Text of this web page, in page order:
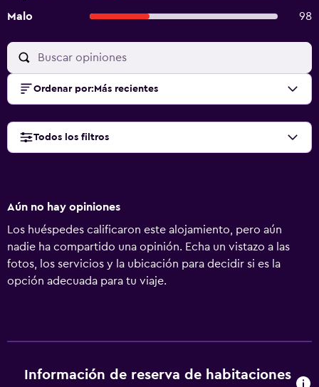
Malo
98
Ordenar por: Más recientes
Todos los filtros
Aún no hay opiniones
Los huéspedes calificaron este alojamiento, pero aún
nadie ha compartido una opinión. Echa un vistazo a las
fotos, los servicios y la ubicación para decidir si es la
opción adecuada para tu viaje.
Información de reserva de habitaciones